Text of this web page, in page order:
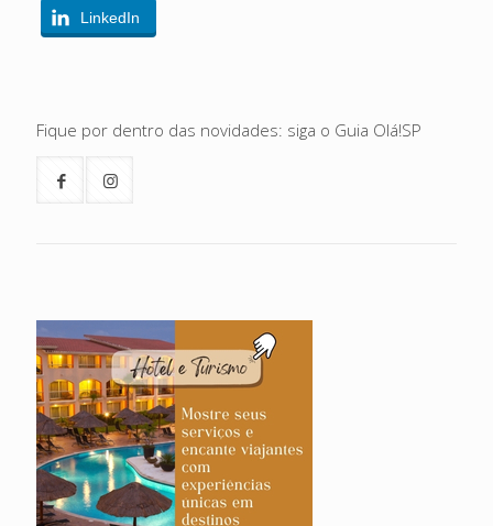
LinkedIn
Fique por dentro das novidades: siga o Guia Olá!SP